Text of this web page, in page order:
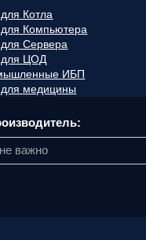
Котла
Компьютера
Сервера
ЦОД
ИБП
медицины
не важно